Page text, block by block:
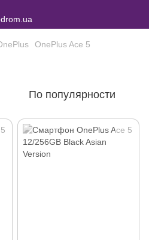
OnePlus Ace 5
По популярности